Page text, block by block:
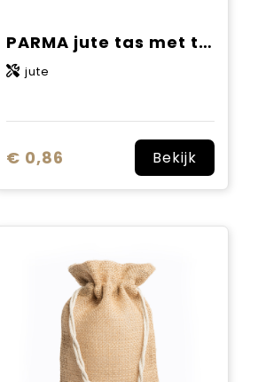
PARMA jute tas met trekkoord klein
jute
€ 0,86 Bekijk